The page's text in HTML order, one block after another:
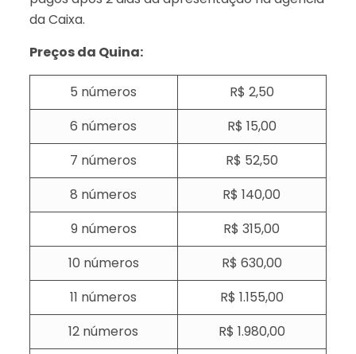
da Caixa.
Preços da Quina:
5 números
R$ 2,50
6 números
R$ 15,00
7 números
R$ 52,50
8 números
R$ 140,00
9 números
R$ 315,00
10 números
R$ 630,00
11 números
R$ 1.155,00
12 números
R$ 1.980,00